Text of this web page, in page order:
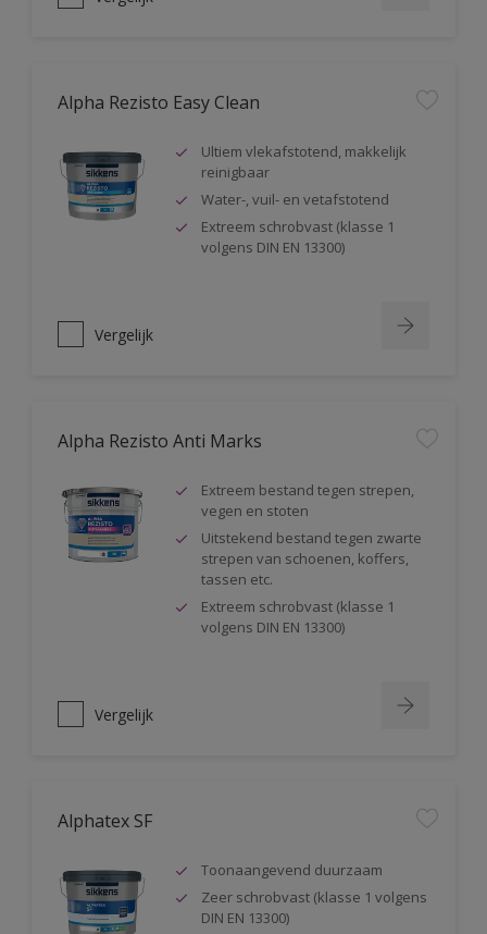
Alpha Rezisto Easy Clean
Ultiem vlekafstotend, makkelijk
reinigbaar
Water-, vuil- en vetafstotend
Extreem schrobvast (klasse 1
volgens DIN EN 13300)
Vergelijk
Alpha Rezisto Anti Marks
Extreem bestand tegen strepen,
vegen en stoten
Uitstekend bestand tegen zwarte
strepen van schoenen, koffers,
tassen etc.
Extreem schrobvast (klasse 1
volgens DIN EN 13300)
Vergelijk
Alphatex SF
Toonaangevend duurzaam
Zeer schrobvast (klasse 1 volgens
DIN EN 13300)